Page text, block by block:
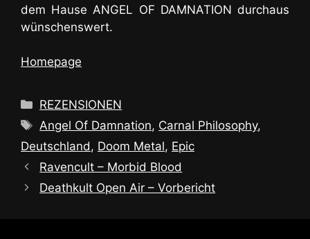
dem Hause ANGEL OF DAMNATION durchaus
wünschenswert.
Homepage
Kategorien
REZENSIONEN
Schlagwörter
Angel Of Damnation, Carnal Philosophy,
Deutschland, Doom Metal, Epic
Ravencult – Morbid Blood
Deathkult Open Air – Vorbericht